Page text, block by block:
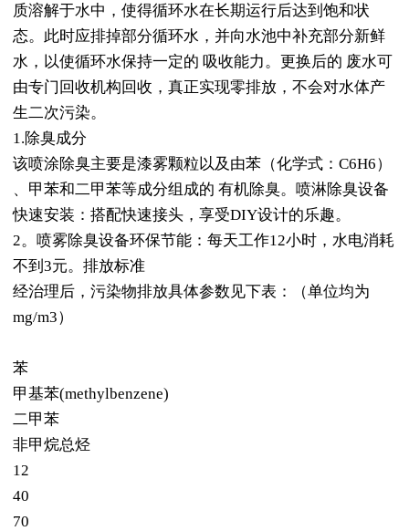
质溶解于水中，使得循环水在长期运行后达到饱和状
态。此时应排掉部分循环水，并向水池中补充部分新鲜
水，以使循环水保持一定的 吸收能力。更换后的 废水可
由专门回收机构回收，真正实现零排放，不会对水体产
生二次污染。
1.除臭成分
该喷涂除臭主要是漆雾颗粒以及由苯（化学式：C6H6）
、甲苯和二甲苯等成分组成的 有机除臭。喷淋除臭设备
快速安装：搭配快速接头，享受DIY设计的乐趣。
2。喷雾除臭设备环保节能：每天工作12小时，水电消耗
不到3元。排放标准
经治理后，污染物排放具体参数见下表：（单位均为
mg/m3）
苯
甲基苯(methylbenzene)
二甲苯
非甲烷总烃
12
40
70